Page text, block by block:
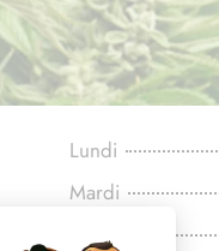
Lundi
Mardi
Mercredi